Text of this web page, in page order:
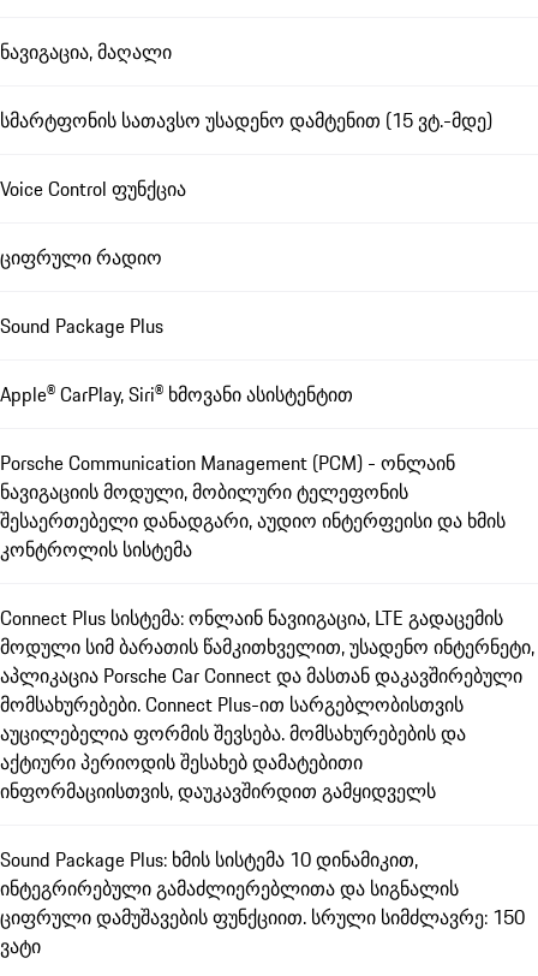
ნავიგაცია, მაღალი
სმარტფონის სათავსო უსადენო დამტენით (15 ვტ.-მდე)
Voice Control ფუნქცია
ციფრული რადიო
Sound Package Plus
Apple® CarPlay, Siri® ხმოვანი ასისტენტით
Porsche Communication Management (PCM) - ონლაინ
ნავიგაციის მოდული, მობილური ტელეფონის
შესაერთებელი დანადგარი, აუდიო ინტერფეისი და ხმის
კონტროლის სისტემა
Connect Plus სისტემა: ონლაინ ნავიიგაცია, LTE გადაცემის
მოდული სიმ ბარათის წამკითხველით, უსადენო ინტერნეტი,
აპლიკაცია Porsche Car Connect და მასთან დაკავშირებული
მომსახურებები. Connect Plus-ით სარგებლობისთვის
აუცილებელია ფორმის შევსება. მომსახურებების და
აქტიური პერიოდის შესახებ დამატებითი
ინფორმაციისთვის, დაუკავშირდით გამყიდველს
Sound Package Plus: ხმის სისტემა 10 დინამიკით,
ინტეგრირებული გამაძლიერებლითა და სიგნალის
ციფრული დამუშავების ფუნქციით. სრული სიმძლავრე: 150
ვატი